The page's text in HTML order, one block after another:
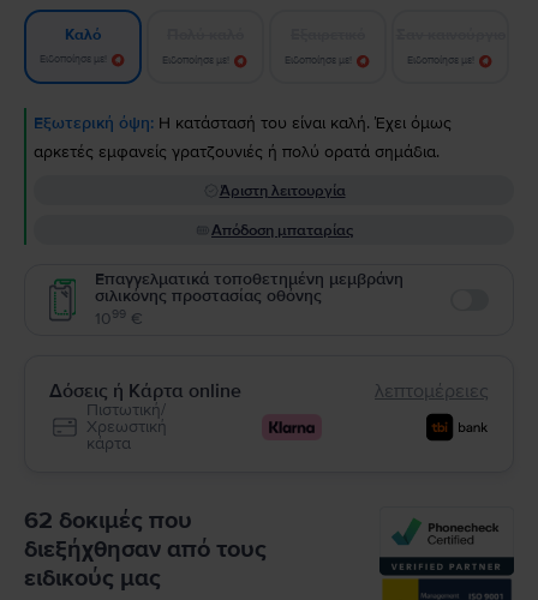
Καλό
Ειδοποίησε με! Ειδοποίησε με! Ειδοποίησε με! Ειδοποίησε με!
Εξωτερική όψη: Η κατάστασή του είναι καλή. Έχει όμως
αρκετές εμφανείς γρατζουνιές ή πολύ ορατά σημάδια.
Άριστη λειτουργία
Απόδοση μπαταρίας
Επαγγελματικά τοποθετημένη μεμβράνη
σιλικόνης προστασίας οθόνης
1099 €
Δόσεις ή Κάρτα online λεπτομέρειες
Πιστωτική/
Χρεωστική
κάρτα
62 δοκιμές που
διεξήχθησαν από τους
ειδικούς μας